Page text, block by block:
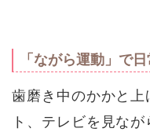
「ながら運動」で
歯磨き中のかかと上
ト、テレビを見な